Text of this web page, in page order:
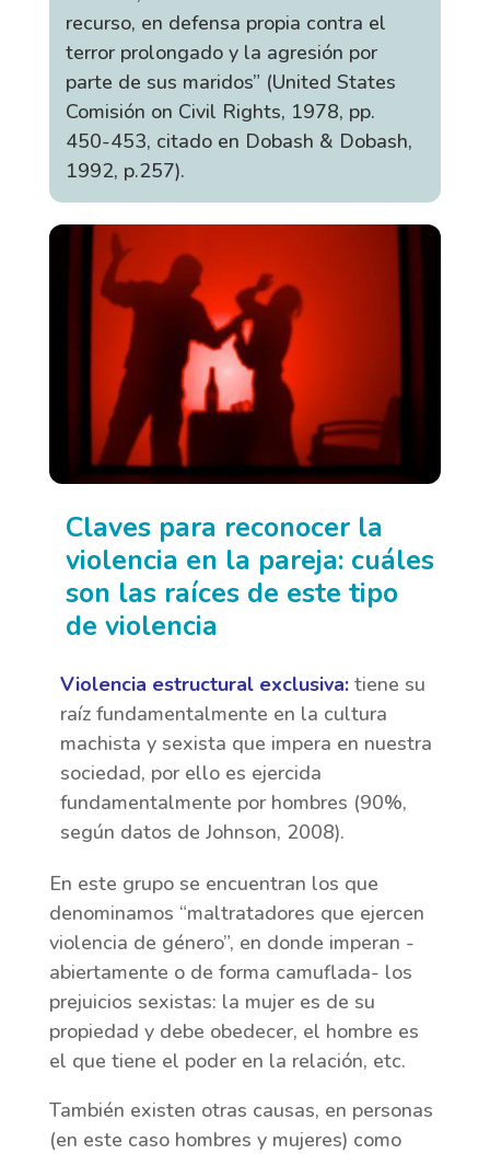
recurso, en defensa propia contra el
terror prolongado y la agresión por
parte de sus maridos” (United States
Comisión on Civil Rights, 1978, pp.
450-453, citado en Dobash & Dobash,
1992, p.257).
Claves para reconocer la
violencia en la pareja: cuáles
son las raíces de este tipo
de violencia
Violencia estructural exclusiva:tiene su
raíz fundamentalmente en la cultura
machista y sexista que impera en nuestra
sociedad, por ello es ejercida
fundamentalmente por hombres (90%,
según datos de Johnson, 2008).
En este grupo se encuentran los que
denominamos “maltratadores que ejercen
violencia de género”, en donde imperan -
abiertamente o de forma camuflada- los
prejuicios sexistas: la mujer es de su
propiedad y debe obedecer, el hombre es
el que tiene el poder en la relación, etc.
También existen otras causas, en personas
(en este caso hombres y mujeres) como